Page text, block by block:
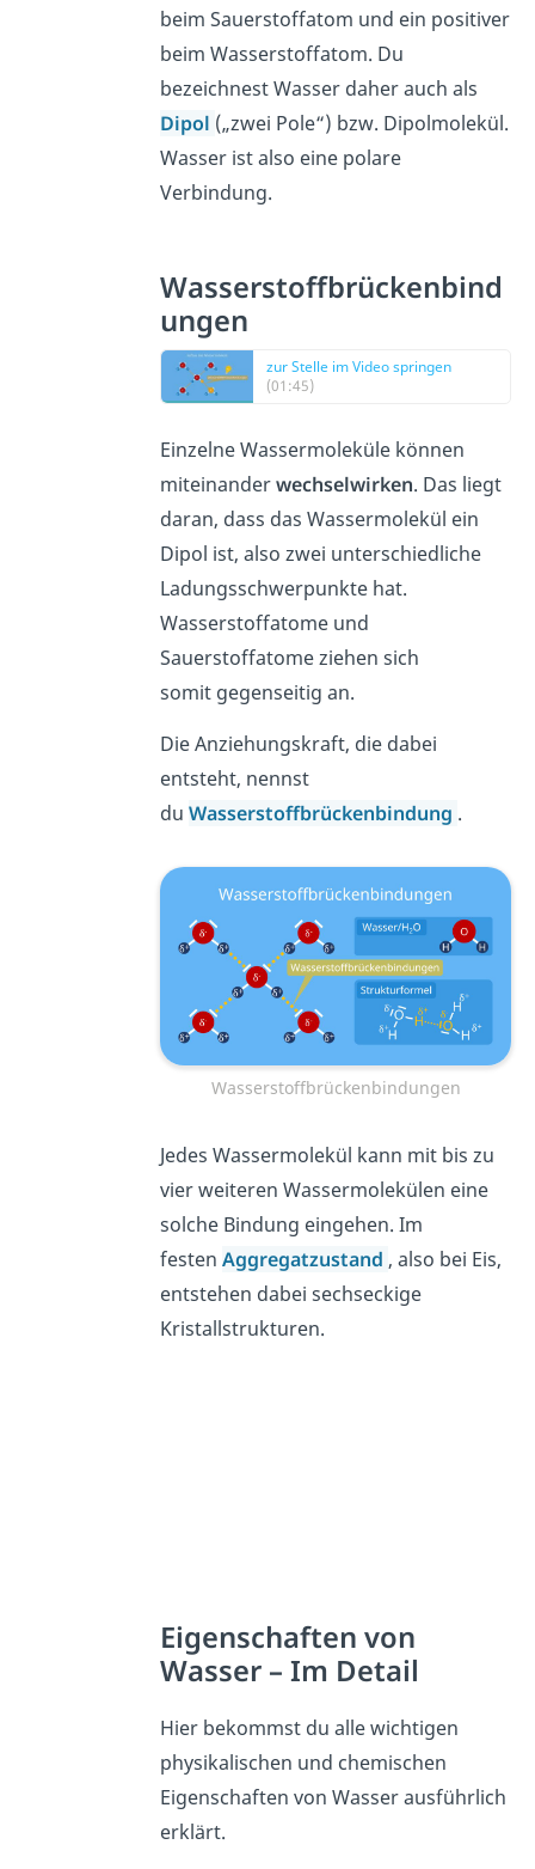
beim Sauerstoffatom und ein positiver
beim Wasserstoffatom. Du
bezeichnest Wasser daher auch als
Dipol („zwei Pole“) bzw. Dipolmolekül.
Wasser ist also eine polare
Verbindung.
Wasserstoffbrückenbind
ungen
zur Stelle im Video springen
(01:45)
Einzelne Wassermoleküle können
miteinanderwechselwirken. Das liegt
daran, dass das Wassermolekül ein
Dipol ist, also zwei unterschiedliche
Ladungsschwerpunkte hat.
Wasserstoffatome und
Sauerstoffatome ziehen sich
somit gegenseitig an.
Die Anziehungskraft, die dabei
entsteht, nennst
duWasserstoffbrückenbindung .
Wasserstoffbrückenbindungen
Jedes Wassermolekül kann mit bis zu
vier weiteren Wassermolekülen eine
solche Bindung eingehen. Im
festenAggregatzustand , also bei Eis,
entstehen dabei sechseckige
Kristallstrukturen.
Eigenschaften von
Wasser – Im Detail
Hier bekommst du alle wichtigen
physikalischen und chemischen
Eigenschaften von Wasser ausführlich
erklärt.